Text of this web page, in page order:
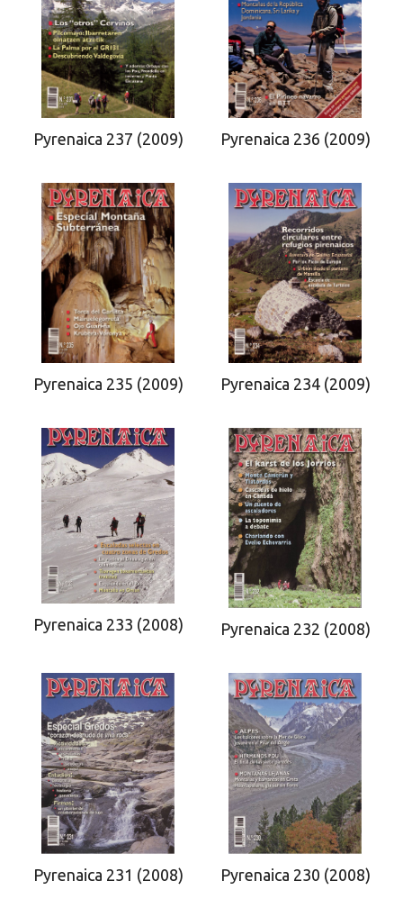
Pyrenaica 237 (2009) Pyrenaica 236 (2009)
Pyrenaica 235 (2009) Pyrenaica 234 (2009)
Pyrenaica 233 (2008) Pyrenaica 232 (2008)
Pyrenaica 231 (2008) Pyrenaica 230 (2008)